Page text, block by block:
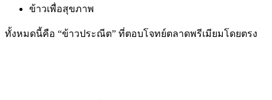
ข้าวเพื่อสุขภาพ
ทั้งหมดนี้คือ “ข้าวประณีต” ที่ตอบโจทย์ตลาดพรีเมียมโดยตรง